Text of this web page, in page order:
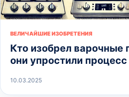
ВЕЛИЧАЙШИЕ ИЗОБРЕТЕНИЯ
Кто изобрел варочные
они упростили процесс
10.03.2025